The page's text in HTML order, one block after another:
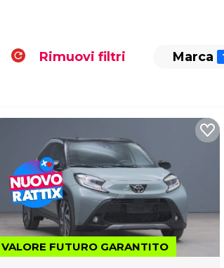
Rimuovi filtri Marca
VALORE FUTURO GARANTITO